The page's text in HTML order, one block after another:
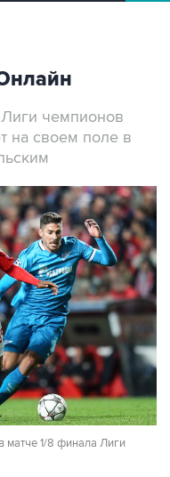
чемпионов
на своем поле в
матче 1/8 финала Лиги